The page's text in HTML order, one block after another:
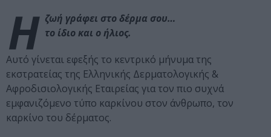
Η ζωή γράφει στο δέρμα σου…
το ίδιο και ο ήλιος.
Αυτό γίνεται εφεξής το κεντρικό μήνυμα της
εκστρατείας της Ελληνικής Δερματολογικής &
Αφροδισιολογικής Εταιρείας για τον πιο συχνά
εμφανιζόμενο τύπο καρκίνου στον άνθρωπο, τον
καρκίνο του δέρματος.